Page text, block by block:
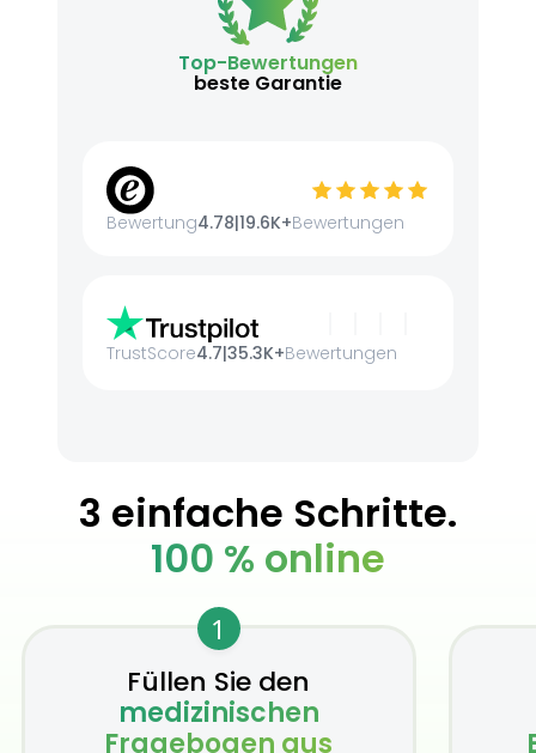
Top-Bewertungen
beste Garantie
Bewertung4.78|19.6K+Bewertungen
TrustScore4.7|35.3K+Bewertungen
3 einfache Schritte.
100 % online
1
Füllen Sie den
medizinischen
Fragebogen aus